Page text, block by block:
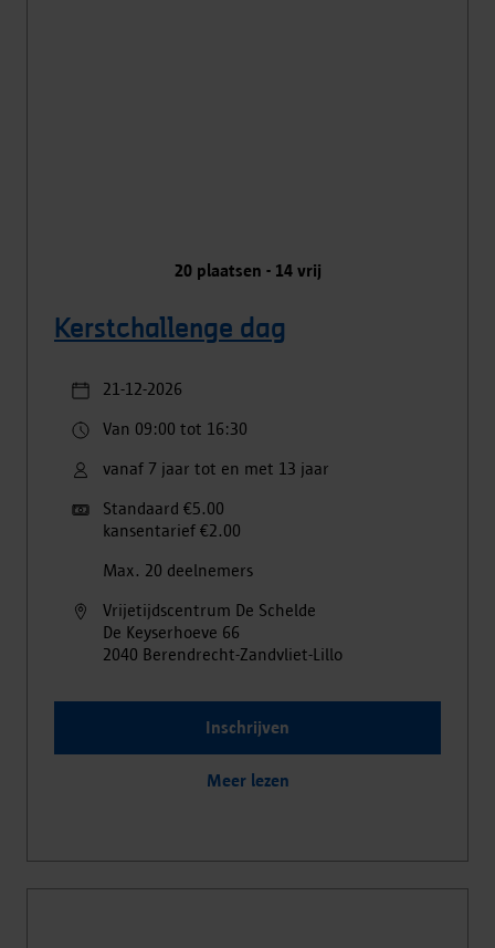
20plaatsen - 14vrij
Kerstchallenge dag
21-12-2026
Van 09:00 tot 16:30
vanaf 7 jaar tot en met 13 jaar
Standaard €5.00
kansentarief €2.00
Max. 20 deelnemers
Vrijetijdscentrum De Schelde
De Keyserhoeve 66
2040 Berendrecht-Zandvliet-Lillo
Inschrijven
Meer lezen